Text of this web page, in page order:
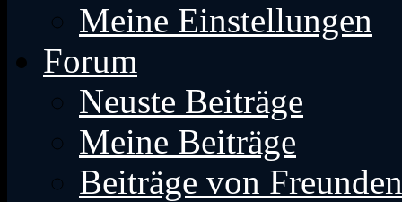
Meine Einstellungen
Forum
Neuste Beiträge
Meine Beiträge
Beiträge von Freunden